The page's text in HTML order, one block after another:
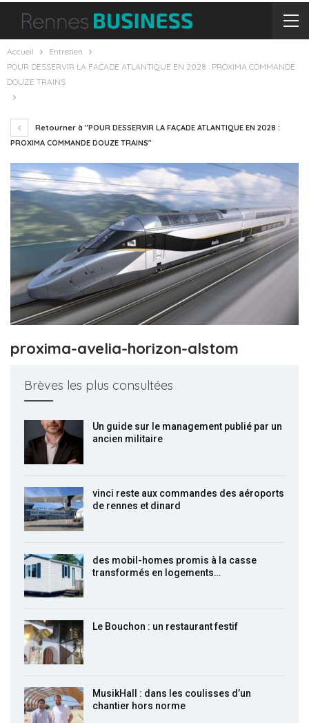
Accueil
Entretien
POUR DESSERVIR LA FAÇADE ATLANTIQUE EN 2028 : PROXIMA COMMANDE
DOUZE TRAINS
Retourner à "POUR DESSERVIR LA FAÇADE ATLANTIQUE EN 2028 :
PROXIMA COMMANDE DOUZE TRAINS"
proxima-avelia-horizon-alstom
Brèves les plus consultées
Un guide sur le management publié par un
ancien militaire
vinci reste aux commandes des aéroports
de rennes et dinard
des mobil-homes promis à la casse
transformés en logements…
Le Bouchon : un restaurant festif
MusikHall : dans les coulisses d’un
chantier hors norme